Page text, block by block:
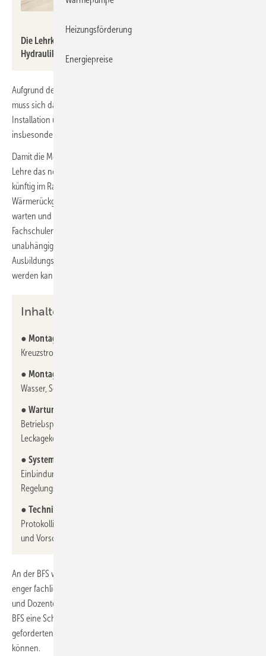
Die Lehrkräfte der Bundesfachschule sind jetzt fit für die
Hydraulik
Aufgrund der zunehmenden Bedeutung der Wärmepumpentechnik
muss sich das Kälteanlagenbauerhandwerk stärker mit der Planung,
Installation und Inbetriebnahme wasserführender Systeme –
insbesondere der Hydraulik – befassen.
Damit die Mechatroniker/innen für Kältetechnik bereits während ihrer
Lehre das nötige theoretische und praktische Rüstzeug erhalten, wird
künftig im Rahmen der ÜLU der neue 1-wöchige Kurs „KK 7 –
Wärmerückgewinnungssysteme und Wärmepumpen montieren,
warten und in Stand setzen“ angeboten. Die ÜLU-Kurse an den
Fachschulen sind Bestandteil der beruflichen Erstausbildung, damit –
unabhängig von den unterschiedlichen Tätigkeitsschwerpunkten der
Ausbildungsbetriebe – eine ganzheitliche Ausbildung gewährleistet
werden kann.
Inhalte des KK7:
● Montage von Wärmerückgewinnungssystemen:
Kreuzstrom-, Rotations- oder Plattenwärmeübertrager
● Montage und Inbetriebnahme von Wärmepumpen:
Wasser, Sole-Wasser, Wasser-Wasser-Systeme
● Wartung und Instandsetzung:
Betriebsparametern, Austausch von Komponenten,
Leckagekontrolle
● Systemintegration und hydraulische Einbindung:
Einbindung in bestehende Heiz- und Kühlsysteme,
Regelungstechnik
● Technische Kommunikation und Dokumentation:
Protokollierung, Übergabe an Kunden, Einhaltung von Normen
und Vorschriften
An der BFS wird der ÜLU-Kurs „KK 7“ 2026 erstmals stattfinden. In
enger fachlicher Zusammenarbeit mit dem Wärmepumpenexperten
und Dozenten der HWK Arnsberg, Jan Hansch, wurde hierfür an der
BFS eine Schulungswand entwickelt und gebaut, an der die
geforderten Inhalte praxisnah und anschaulich vermittelt werden
können.
Heizungsförderung
Energiepreise